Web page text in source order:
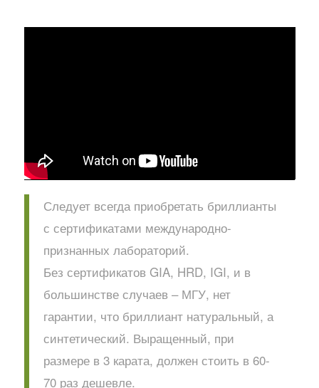
Следует всегда приобретать бриллианты
с сертификатами международно-
признанных лабораторий.
Без сертификатов GIA, HRD, IGI, и в
большинстве случаев – МГУ, нет
гарантии, что бриллиант натуральный, а
синтетический. Выращенный, при
размере в 3 карата, должен стоить в 60-
70 раз дешевле.